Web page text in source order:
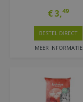
€3,49
MEER INFORMATIE
BESTEL DIRECT